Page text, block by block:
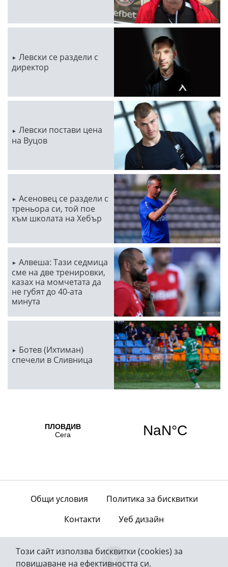
Левски се раздели с
директор
Левски постави цена
на Вуцов
Асеновец се раздели с
треньора си, той пое
към школата на Хебър
Алвеша: Тази седмица
сме на две тренировки,
казах на момчетата да
не губят до 40-ата
минута
Ботев (Ихтиман)
спечели в Сливница
Общи условия
Политика за бисквитки
Контакти
Уеб дизайн
Този сайт използва бисквитки (cookies) за
повишаване на ефективността си.